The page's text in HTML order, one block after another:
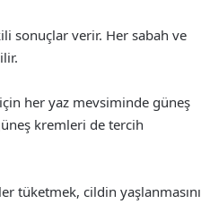
sonuçlar verir. Her sabah ve
her yaz mevsiminde güneş
kremleri de tercih
tüketmek, cildin yaşlanmasını